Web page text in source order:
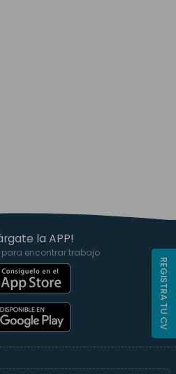
la APP!
encontrar trabajo
REGISTRA TU CV